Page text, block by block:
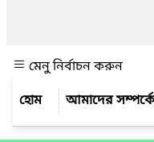
মেনু নির্বাচন করুন
আমাদের